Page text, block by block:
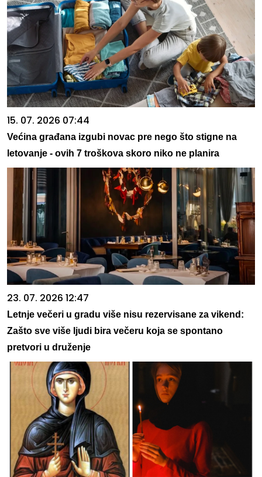
15. 07. 2026 07:44
Većina građana izgubi novac pre nego što stigne na
letovanje - ovih 7 troškova skoro niko ne planira
23. 07. 2026 12:47
Letnje večeri u gradu više nisu rezervisane za vikend:
Zašto sve više ljudi bira večeru koja se spontano
pretvori u druženje